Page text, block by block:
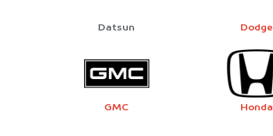
Datsun Dodge
GMC Honda